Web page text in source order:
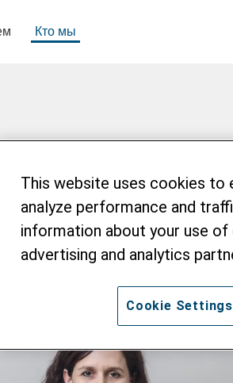
Кто мы
This website uses cookies to
analyze performance and
information about your use
advertising and analytics
Cookie Settings